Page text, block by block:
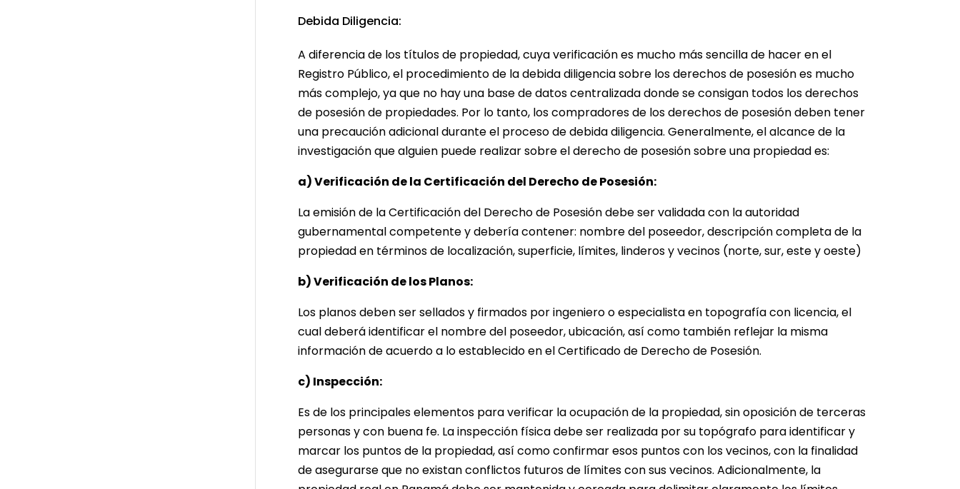
Debida Diligencia:
A diferencia de los títulos de propiedad, cuya verificación es mucho más sencilla de hacer en el
Registro Público, el procedimiento de la debida diligencia sobre los derechos de posesión es mucho
más complejo, ya que no hay una base de datos centralizada donde se consigan todos los derechos
de posesión de propiedades. Por lo tanto, los compradores de los derechos de posesión deben tener
una precaución adicional durante el proceso de debida diligencia. Generalmente, el alcance de la
investigación que alguien puede realizar sobre el derecho de posesión sobre una propiedad es:
a) Verificación de la Certificación del Derecho de Posesión:
La emisión de la Certificación del Derecho de Posesión debe ser validada con la autoridad
gubernamental competente y debería contener: nombre del poseedor, descripción completa de la
propiedad en términos de localización, superficie, límites, linderos y vecinos (norte, sur, este y oeste)
b) Verificación de los Planos:
Los planos deben ser sellados y firmados por ingeniero o especialista en topografía con licencia, el
cual deberá identificar el nombre del poseedor, ubicación, así como también reflejar la misma
información de acuerdo a lo establecido en el Certificado de Derecho de Posesión.
c) Inspección:
Es de los principales elementos para verificar la ocupación de la propiedad, sin oposición de terceras
personas y con buena fe. La inspección física debe ser realizada por su topógrafo para identificar y
marcar los puntos de la propiedad, así como confirmar esos puntos con los vecinos, con la finalidad
de asegurarse que no existan conflictos futuros de límites con sus vecinos. Adicionalmente, la